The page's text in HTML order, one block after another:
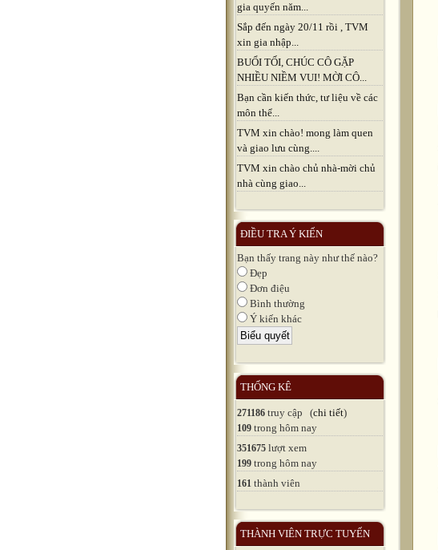
gia quyến năm...
Sắp đến ngày 20/11 rồi , TVM
xin gia nhập...
BUỔI TỐI, CHÚC CÔ GẶP
NHIỀU NIỀM VUI! MỜI CÔ...
Bạn cần kiến thức, tư liệu về các
môn thể...
TVM xin chào! mong làm quen
và giao lưu cùng....
TVM xin chào chủ nhà-mời chủ
nhà cùng giao...
ĐIỀU TRA Ý KIẾN
Bạn thấy trang này như thế nào?
Đẹp
Đơn điệu
Bình thường
Ý kiến khác
THỐNG KÊ
271186 truy cập (chi tiết)
109 trong hôm nay
351675 lượt xem
199 trong hôm nay
161 thành viên
THÀNH VIÊN TRỰC TUYẾN